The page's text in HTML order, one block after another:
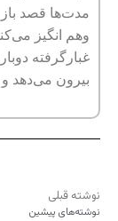
مد‌ت‌ها قصد
وهم انگیز
غبارگرفته
بیرون می‌دهد
نوشته قبلی
نوشته‌های پیشین